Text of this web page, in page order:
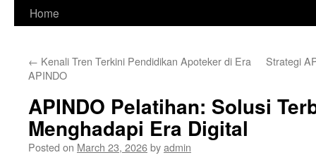
Home
← Kenali Tren Terkini Pendidikan Apoteker di Era
APINDO
Strategi
APINDO Pelatihan: Solusi
Menghadapi Era Digital
Posted on March 23, 2026byadmin